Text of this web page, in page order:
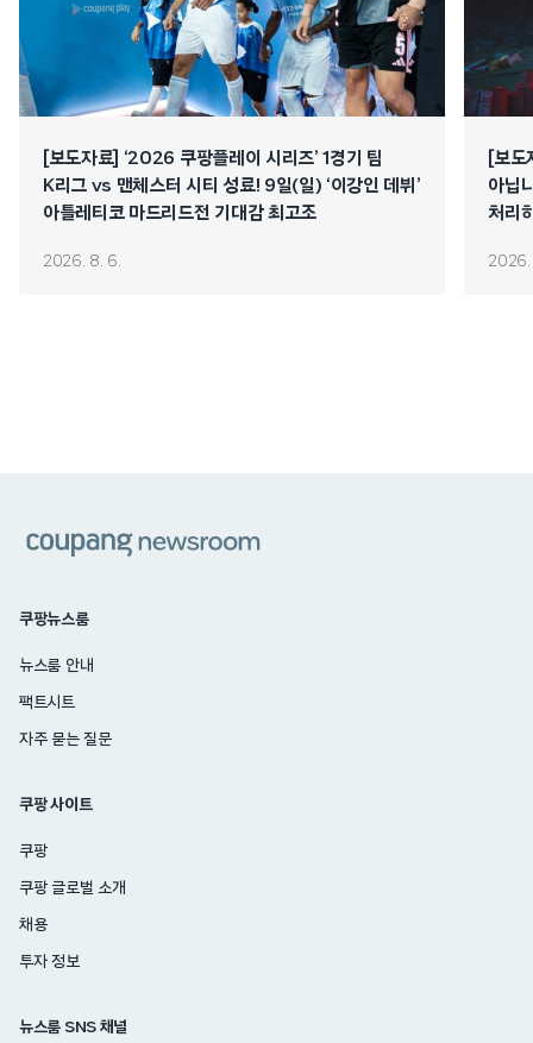
[보도자료] ‘2026 쿠팡플레이 시리즈’ 1경기 팀
K리그 vs 맨체스터 시티 성료! 9일(일) ‘이강인 데뷔’
아틀레티코 마드리드전 기대감 최고조
2026. 8. 6.
[보
아닙
처리
2026.
쿠팡뉴스룸
뉴스룸 안내
팩트시트
자주 묻는 질문
쿠팡 사이트
쿠팡
쿠팡 글로벌 소개
채용
투자 정보
뉴스룸 SNS 채널